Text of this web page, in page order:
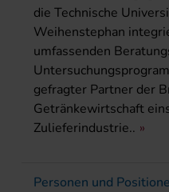
die Technische
Weihenstephan
umfassenden
gefragter Partner der
Getränkewirtschaft
Zulieferindustrie..
Personen und